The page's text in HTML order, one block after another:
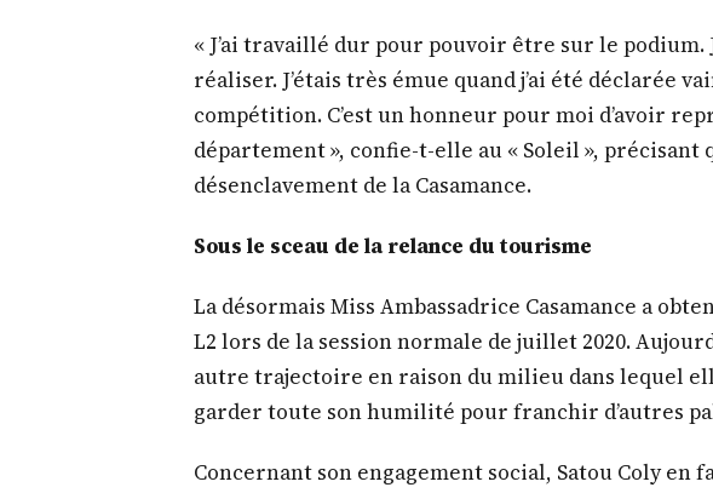
« J’ai travaillé dur pour pouvoir être sur le podium.
réaliser. J’étais très émue quand j’ai été déclarée
compétition. C’est un honneur pour moi d’avoir
département », confie-t-elle au « Soleil », précisant
désenclavement de la Casamance.
Sous le sceau de la relance du tourisme
La désormais Miss Ambassadrice Casamance a
L2 lors de la session normale de juillet 2020.
autre trajectoire en raison du milieu dans lequel
garder toute son humilité pour franchir d’autres
Concernant son engagement social, Satou Coly en